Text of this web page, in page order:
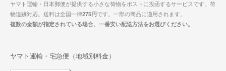
ヤマト運輸・日本郵便が提供する小さな荷物をポストに投函するサービスです。荷
物追跡対応。送料は全国一律275円 です。一部の商品に適用されます。
複数の金額が指定されている場合、一番安い配送方法をお選びください。
ヤマト運輸・宅急便（地域別料金）